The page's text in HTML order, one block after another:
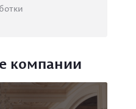
компании